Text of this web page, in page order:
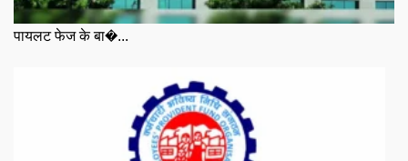
पायलट फेज के बा�...